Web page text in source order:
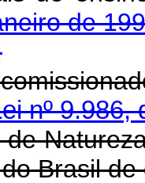
de
nº 9.986,
Brasil